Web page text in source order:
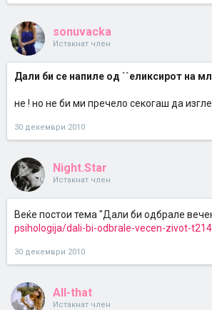
sonuvacka
Истакнат член
Дали би се напиле од ``еликсирот на
не ! но не би ми пречело секогаш да
30 декември 2010
Night.Star
Истакнат член
Веќе постои тема "Дали би одбрале
psihologija/dali-bi-odbrale-vecen-zivot-
30 декември 2010
All-that
Истакнат член